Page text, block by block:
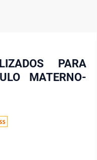
PARA
MATERNO-